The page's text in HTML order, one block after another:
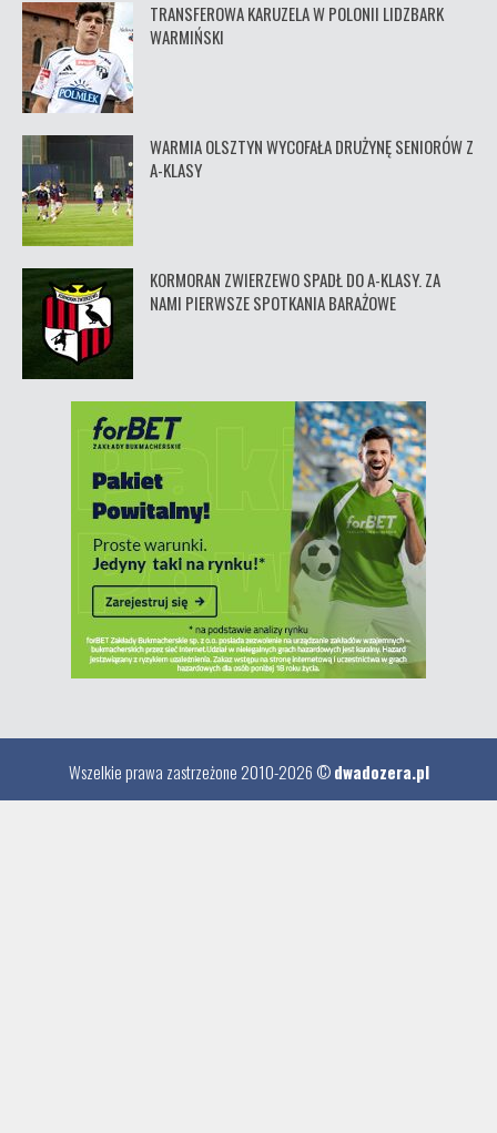
TRANSFEROWA KARUZELA W POLONII LIDZBARK
WARMIŃSKI
WARMIA OLSZTYN WYCOFAŁA DRUŻYNĘ SENIORÓW Z
A-KLASY
KORMORAN ZWIERZEWO SPADŁ DO A-KLASY. ZA
NAMI PIERWSZE SPOTKANIA BARAŻOWE
Wszelkie prawa zastrzeżone 2010-2026 ©dwadozera.pl